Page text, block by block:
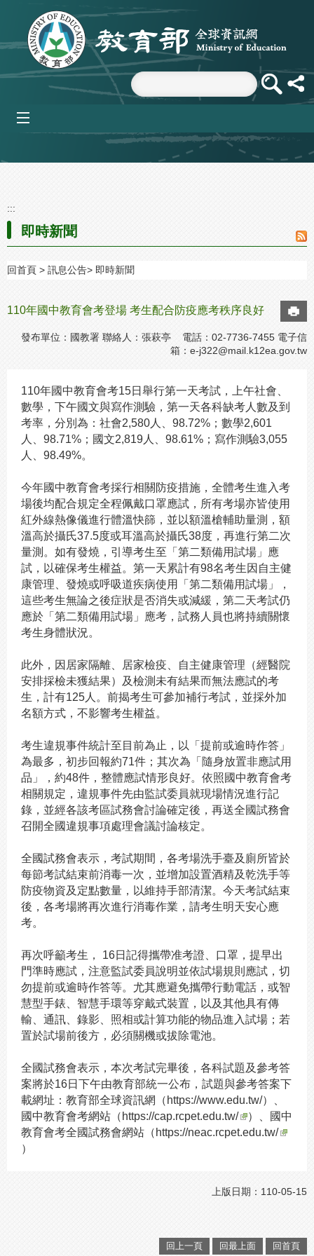
跳到主要內容區塊
:::
即時新聞
回首頁 訊息公告 即時新聞
110年國中教育會考登場 考生配合防疫應考秩序良好
發布單位：國教署 聯絡人：張萩亭 電話：02-7736-7455 電子信
箱： e-j322@mail.k12ea.gov.tw
110年國中教育會考15日舉行第一天考試，上午社會、
數學，下午國文與寫作測驗，第一天各科缺考人數及到
考率，分別為：社會2,580人、98.72%；數學2,601
人、98.71%；國文2,819人、98.61%；寫作測驗3,055
人、98.49%。
今年國中教育會考採行相關防疫措施，全體考生進入考
場後均配合規定全程佩戴口罩應試，所有考場亦皆使用
紅外線熱像儀進行體溫快篩，並以額溫槍輔助量測，額
溫高於攝氏37.5度或耳溫高於攝氏38度，再進行第二次
量測。如有發燒，引導考生至「第二類備用試場」應
試，以確保考生權益。第一天累計有98名考生因自主健
康管理、發燒或呼吸道疾病使用「第二類備用試場」，
這些考生無論之後症狀是否消失或減緩，第二天考試仍
應於「第二類備用試場」應考，試務人員也將持續關懷
考生身體狀況。
此外，因居家隔離、居家檢疫、自主健康管理（經醫院
安排採檢未獲結果）及檢測未有結果而無法應試的考
生，計有125人。前揭考生可參加補行考試，並採外加
名額方式，不影響考生權益。
考生違規事件統計至目前為止，以「提前或逾時作答」
為最多，初步回報約71件；其次為「隨身放置非應試用
品」，約48件，整體應試情形良好。依照國中教育會考
相關規定，違規事件先由監試委員就現場情況進行記
錄，並經各該考區試務會討論確定後，再送全國試務會
召開全國違規事項處理會議討論核定。
全國試務會表示，考試期間，各考場洗手臺及廁所皆於
每節考試結束前消毒一次，並增加設置酒精及乾洗手等
防疫物資及定點數量，以維持手部清潔。今天考試結束
後，各考場將再次進行消毒作業，請考生明天安心應
考。
再次呼籲考生， 16日記得攜帶准考證、口罩，提早出
門準時應試，注意監試委員說明並依試場規則應試，切
勿提前或逾時作答等。尤其應避免攜帶行動電話，或智
慧型手錶、智慧手環等穿戴式裝置，以及其他具有傳
輸、通訊、錄影、照相或計算功能的物品進入試場；若
置於試場前後方，必須關機或拔除電池。
全國試務會表示，本次考試完畢後，各科試題及參考答
案將於16日下午由教育部統一公布，試題與參考答案下
載網址：教育部全球資訊網（ https://www.edu.tw/）、
國中教育會考網站（ https://cap.rcpet.edu.tw/
）、國中
教育會考全國試務會網站（ https://neac.rcpet.edu.tw/
）
上版日期：110-05-15
回上一頁 回最上面 回首頁